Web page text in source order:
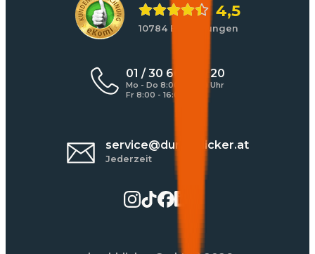
4,5
10784 Bewertungen
01 / 30 60 900 20
Mo - Do 8:00 - 17:00 Uhr
Fr 8:00 - 16:00 Uhr
service@durchblicker.at
Jederzeit